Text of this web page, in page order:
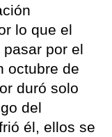
lo que el
por el
octubre de
duró solo
del
él, ellos se